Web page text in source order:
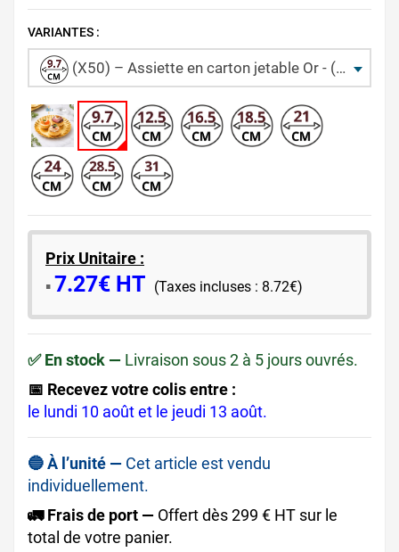
VARIANTES :
(X50) – Assiette en carton jetable Or - (Ø9.7 CM)
Prix Unitaire :
​▪️​7.27€ HT (Taxes incluses : 8.72€)
✅ En stock — Livraison sous 2 à 5 jours ouvrés.
📅 Recevez votre colis entre :
le lundi 10 août et le jeudi 13 août.
🔵 À l’unité — Cet article est vendu
individuellement.
🚛 Frais de port — Offert dès 299 € HT sur le
total de votre panier.